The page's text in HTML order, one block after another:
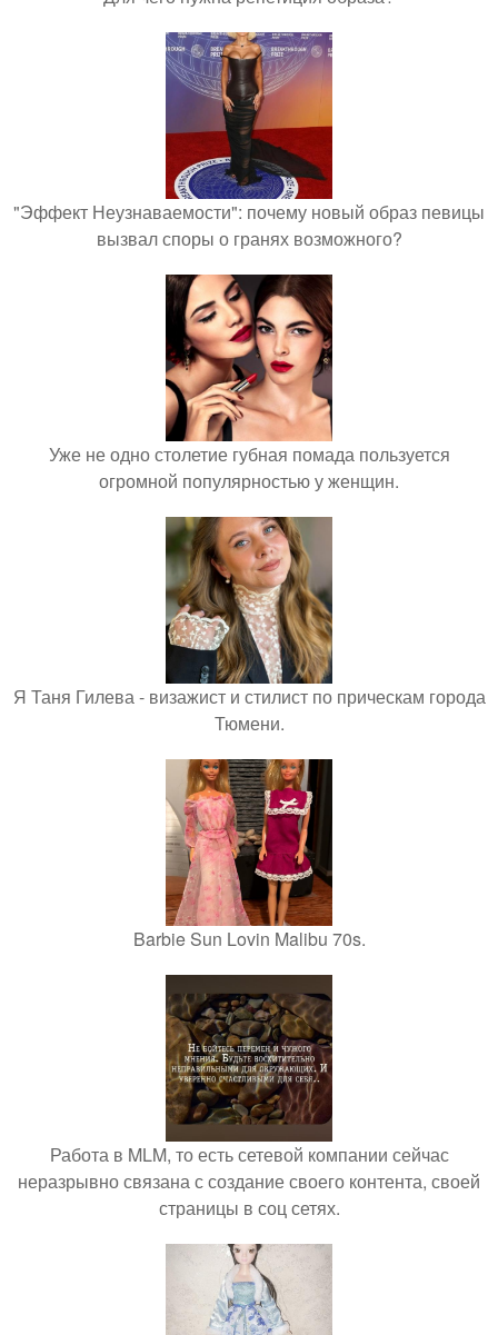
"Эффект Неузнаваемости": почему новый образ певицы
вызвал споры о гранях возможного?
Уже не одно столетие губная помада пользуется
огромной популярностью у женщин.
Я Таня Гилева - визажист и стилист по прическам города
Тюмени.
Barbie Sun Lovin Malibu 70s.
Работа в MLM, то есть сетевой компании сейчас
неразрывно связана с создание своего контента, своей
страницы в соц сетях.